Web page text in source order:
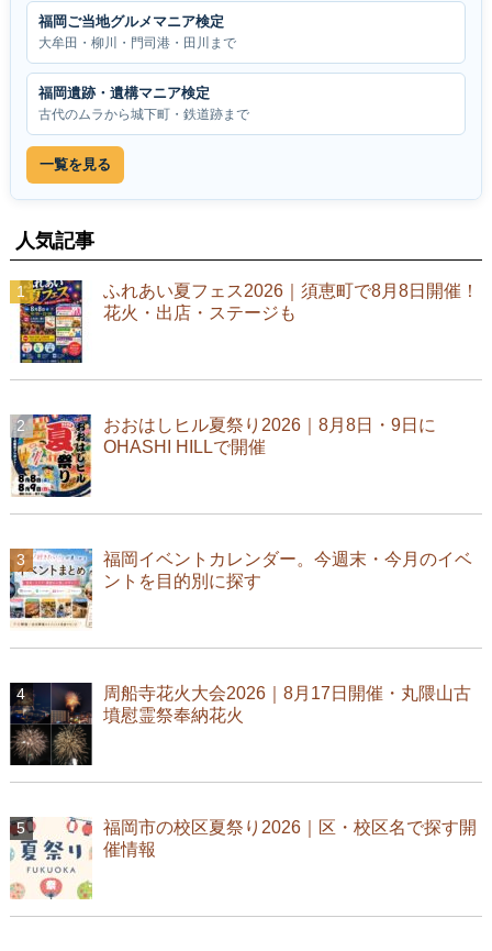
福岡ご当地グルメマニア検定
大牟田・柳川・門司港・田川まで
福岡遺跡・遺構マニア検定
古代のムラから城下町・鉄道跡まで
一覧を見る
人気記事
ふれあい夏フェス2026｜須恵町で8月8日開催！
花火・出店・ステージも
おおはしヒル夏祭り2026｜8月8日・9日に
OHASHI HILLで開催
福岡イベントカレンダー。今週末・今月のイベ
ントを目的別に探す
周船寺花火大会2026｜8月17日開催・丸隈山古
墳慰霊祭奉納花火
福岡市の校区夏祭り2026｜区・校区名で探す開
催情報